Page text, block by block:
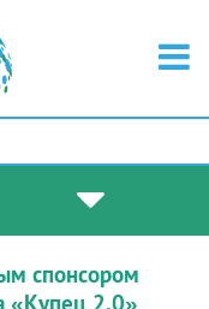
спонсором
«Купец 2.0»